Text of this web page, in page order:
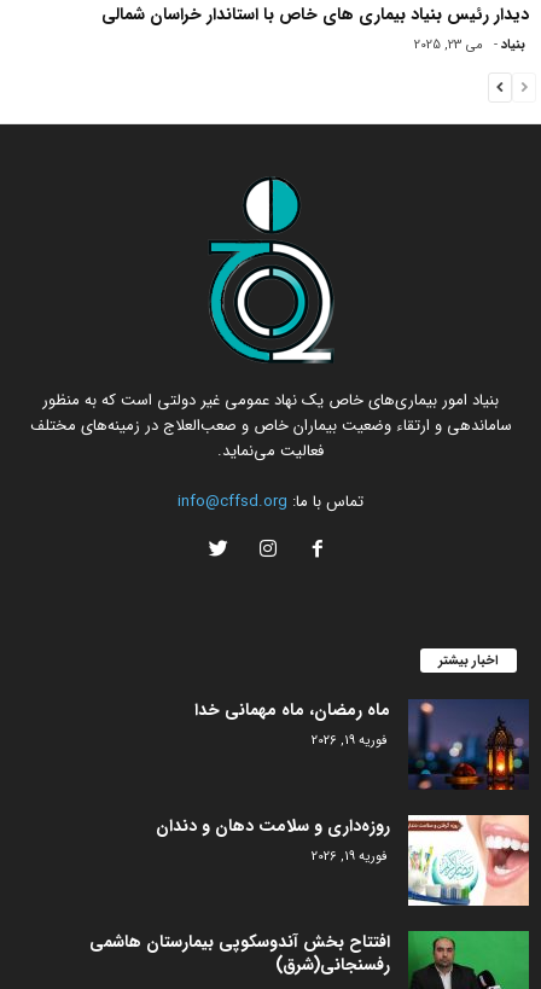
دیدار رئیس بنیاد بیماری های خاص با استاندار خراسان شمالی
بنیاد- می 23, 2025
بنیاد امور بیماری‌های خاص یک نهاد عمومی غیر دولتی است که به منظور
ساماندهی و ارتقاء وضعیت بیماران خاص و صعب‌العلاج در زمینه‌های مختلف
فعالیت می‌نماید.
تماس با ما: info@cffsd.org
اخبار بیشتر
ماه رمضان، ماه مهمانی خدا
فوریه 19, 2026
روزه‌داری و سلامت دهان و دندان
فوریه 19, 2026
افتتاح بخش آندوسکوپی بیمارستان هاشمی
رفسنجانی(شرق)